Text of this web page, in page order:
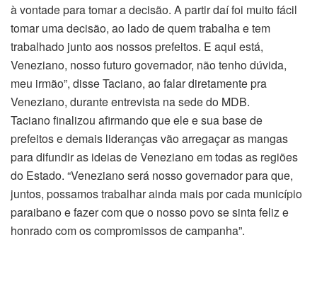
à vontade para tomar a decisão. A partir daí foi muito fácil
tomar uma decisão, ao lado de quem trabalha e tem
trabalhado junto aos nossos prefeitos. E aqui está,
Veneziano, nosso futuro governador, não tenho dúvida,
meu irmão”, disse Taciano, ao falar diretamente pra
Veneziano, durante entrevista na sede do MDB.
Taciano finalizou afirmando que ele e sua base de
prefeitos e demais lideranças vão arregaçar as mangas
para difundir as ideias de Veneziano em todas as regiões
do Estado. “Veneziano será nosso governador para que,
juntos, possamos trabalhar ainda mais por cada município
paraibano e fazer com que o nosso povo se sinta feliz e
honrado com os compromissos de campanha”.